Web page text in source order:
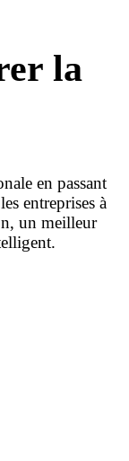
la
en passant
entreprises à
un meilleur